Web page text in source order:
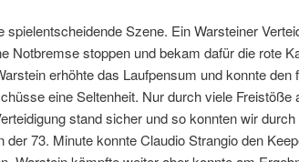
Szene. Ein Warsteiner
Notbremse stoppen und bekam dafür die rote
erhöhte das Laufpensum und konnte den
eine Seltenheit. Nur durch viele Freistöße
stand sicher und so konnten wir
73. Minute konnte Claudio Strangio den